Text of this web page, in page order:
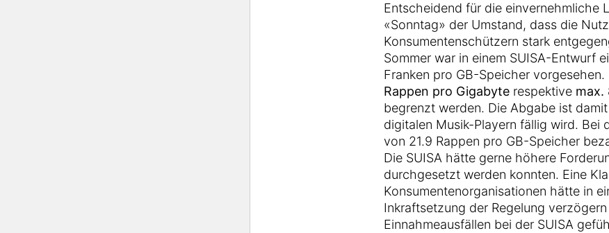
Entscheidend für die einvernehmliche
«Sonntag» der Umstand, dass die
Konsumentenschützern stark
Sommer war in einem SUISA-Entwurf
Franken pro GB-Speicher
Rappen pro Gigabyterespektive max.
begrenzt werden. Die Abgabe ist
digitalen Musik-Playern fällig wird. Bei
von 21.9 Rappen pro GB-Speicher
Die SUISA hätte gerne höhere
durchgesetzt werden konnten. Eine
Konsumentenorganisationen hätte in
Inkraftsetzung der Regelung
Einnahmeausfällen bei der SUISA